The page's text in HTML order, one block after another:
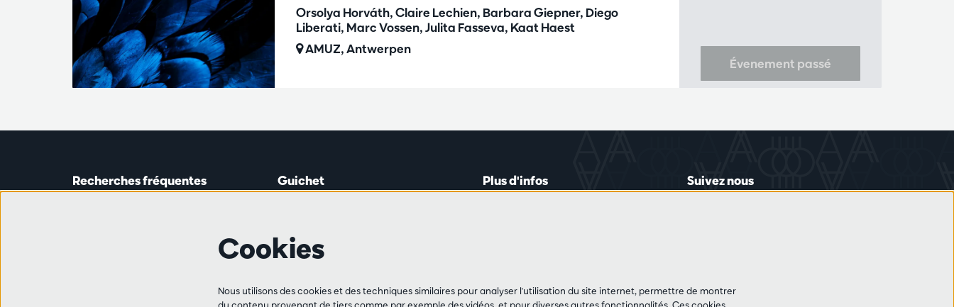
Orsolya Horváth, Claire Lechien, Barbara Giepner, Diego
Liberati, Marc Vossen, Julita Fasseva, Kaat Haest
AMUZ, Antwerpen
Évenement passé
Recherches fréquentes
Travailler à l'Antwerp Symphony
Guichet
de 14h00 à 16h45
+32 (0)3 213 54 06
Plus d'infos Suivez nous
Cookies
Nous utilisons des cookies et des techniques similaires pour analyser l'utilisation du site internet, permettre de montrer